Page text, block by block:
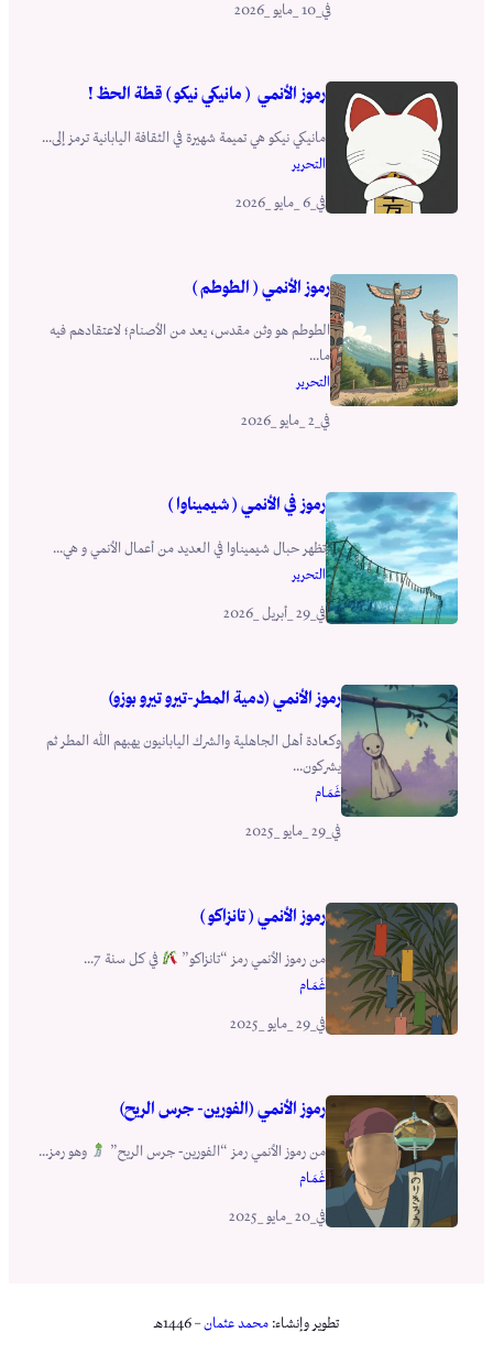
في _10 _مايو _2026
رموز الأنمي ( مانيكي نيكو ) قطة الحظ !
مانيكي نيكو هي تميمة شهيرة في الثقافة ‎اليابانية ترمز إلى...
التحرير
في
رموز الأنمي ( الطوطم )
الطوطم هو وثن مقدس، يعد من الأصنام؛ لاعتقادهم فيه
ما...
التحرير
في _2 _مايو _2026
رموز في الأنمي ( شيميناوا )
تظهر حبال شيميناوا في العديد من أعمال الأنمي و هي...
التحرير
في
رموز الأنمي (دمية المطر-تيرو تيرو بوزو)
وكعادة أهل الجاهلية والشرك اليابانيون يهبهم الله المطر ثم
يشركون...
غَـمَــام
في_29 _مايو _2025
رموز الأنمي ( تانزاكو )
من رموز الأنمي رمز “تانزاكو” في كل سنة 7...
غَـمَــام
في
رموز الأنمي (الفورين- جرس الريح)
من رموز الأنمي رمز “الفورين- جرس الريح” وهو رمز...
غَـمَــام
في
تطوير وإنشاء: محمد عثمان– 1446هـ